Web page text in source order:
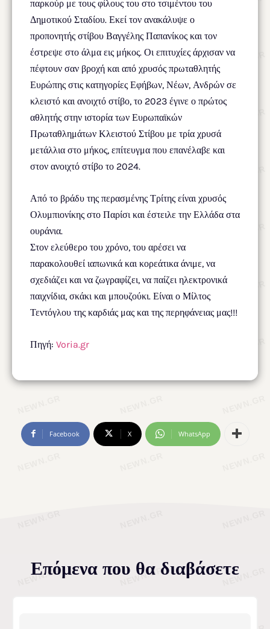
παρκούρ με τους φίλους του στο τσιμέντου του
Δημοτικού Σταδίου. Εκεί τον ανακάλυψε ο
προπονητής στίβου Βαγγέλης Παπανίκος και τον
έστρεψε στο άλμα εις μήκος. Οι επιτυχίες άρχισαν να
πέφτουν σαν βροχή και από χρυσός πρωταθλητής
Ευρώπης στις κατηγορίες Εφήβων, Νέων, Ανδρών σε
κλειστό και ανοιχτό στίβο, το 2023 έγινε ο πρώτος
αθλητής στην ιστορία των Ευρωπαϊκών
Πρωταθλημάτων Κλειστού Στίβου με τρία χρυσά
μετάλλια στο μήκος, επίτευγμα που επανέλαβε και
στον ανοιχτό στίβο το 2024.
Από το βράδυ της περασμένης Τρίτης είναι χρυσός
Ολυμπιονίκης στο Παρίσι και έστειλε την Ελλάδα στα
ουράνια.
Στον ελεύθερο του χρόνο, του αρέσει να
παρακολουθεί ιαπωνικά και κορεάτικα άνιμε, να
σχεδιάζει και να ζωγραφίζει, να παίζει ηλεκτρονικά
παιχνίδια, σκάκι και μπουζούκι. Είναι ο Μίλτος
Τεντόγλου της καρδιάς μας και της περηφάνειας μας!!!
Πηγή: Voria.gr
Facebook X WhatsApp
Επόμενα που θα διαβάσετε